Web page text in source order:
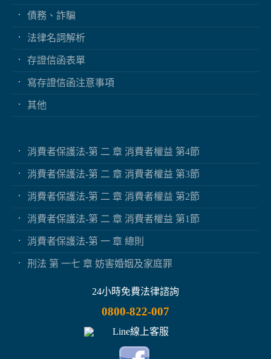
債務、詐騙
法律名詞解析
存證信函表單
寫存證信函注意事項
其他
消費者保護法-第 二 章 消費者權益 第4節
消費者保護法-第 二 章 消費者權益 第3節
消費者保護法-第 二 章 消費者權益 第2節
消費者保護法-第 二 章 消費者權益 第1節
消費者保護法-第 一 章 總則
刑法 第 一七 章 妨害婚姻及家庭罪
24小時免費法律諮詢
0800-822-007